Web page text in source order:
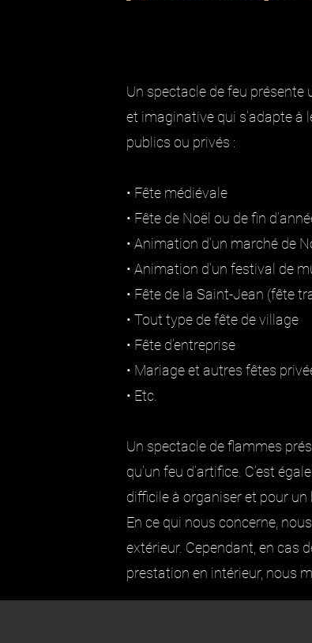
Un spectacle de feu
et imaginative qui s’adapte à
publics ou privés :
• Fête médiévale
• Fête de Noël ou de fin
• Animation d’un marché de
• Animation d’un festival de
• Fête de la Saint-Jean (fête
• Tout type de fête de village
• Fête d’entreprise
• Mariage et autres fêtes
• Etc.
Un spectacle de flammes
qu’un feu d’artifice. C’est
difficile à organiser et pour un
En ce qui nous concerne,
extérieur. Cependant, en cas
prestation en intérieur, nous